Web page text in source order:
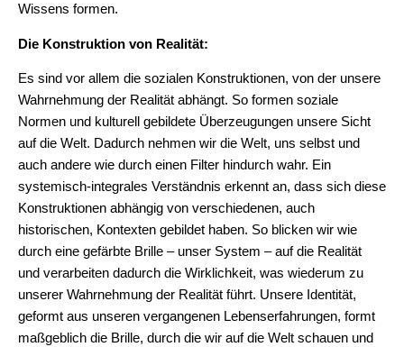
Wissens formen.
Die Konstruktion von Realität:
Es sind vor allem die sozialen Konstruktionen, von der unsere
Wahrnehmung der Realität abhängt. So formen soziale
Normen und kulturell gebildete Überzeugungen unsere Sicht
auf die Welt. Dadurch nehmen wir die Welt, uns selbst und
auch andere wie durch einen Filter hindurch wahr. Ein
systemisch-integrales Verständnis erkennt an, dass sich diese
Konstruktionen abhängig von verschiedenen, auch
historischen, Kontexten gebildet haben. So blicken wir wie
durch eine gefärbte Brille – unser System – auf die Realität
und verarbeiten dadurch die Wirklichkeit, was wiederum zu
unserer Wahrnehmung der Realität führt. Unsere Identität,
geformt aus unseren vergangenen Lebenserfahrungen, formt
maßgeblich die Brille, durch die wir auf die Welt schauen und